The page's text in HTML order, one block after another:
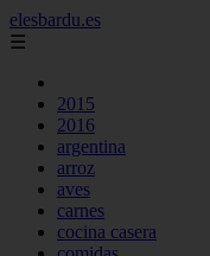
elesbardu.es
☰
2015
2016
argentina
arroz
aves
carnes
cocina casera